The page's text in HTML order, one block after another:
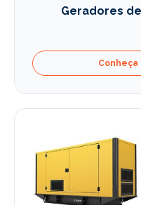
Geradores